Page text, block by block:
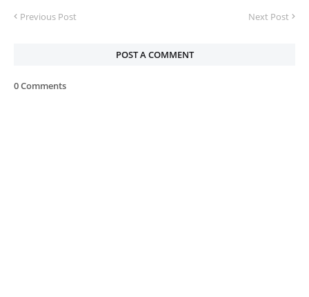
Previous Post Next Post
POST A COMMENT
0 Comments